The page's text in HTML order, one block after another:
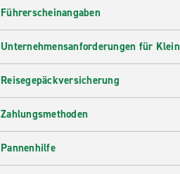
Führerscheinangaben
Unternehmensanforderungen für
Reisegepäckversicherung
Zahlungsmethoden
Pannenhilfe